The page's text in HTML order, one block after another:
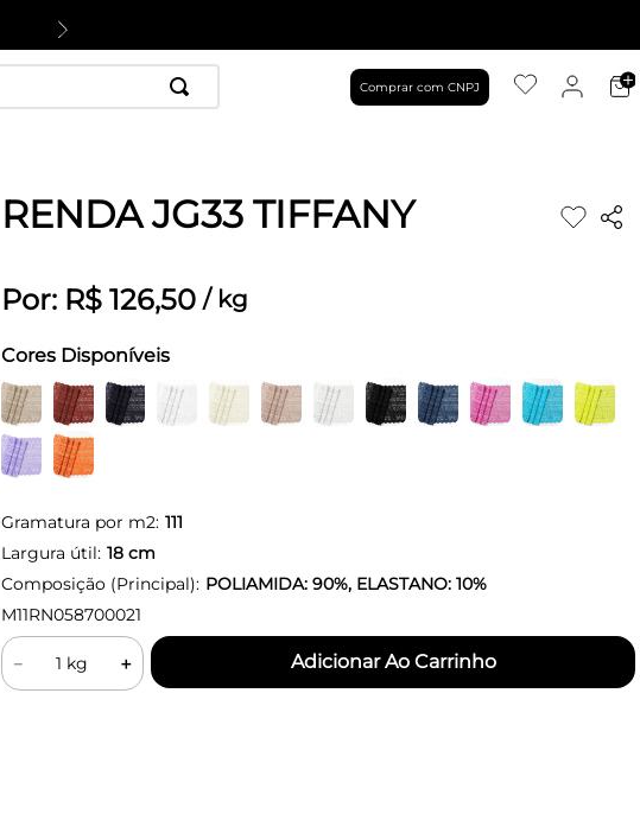
Comprar com CNPJ
RENDA JG33 TIFFANY
Por: R$ 126,50 / kg
Cores Disponíveis
Gramatura por m2: 111
Largura útil: 18cm
Composição (Principal): POLIAMIDA: 90%, ELASTANO: 10%
M11RN058700021
＋
－